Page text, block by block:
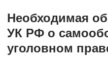
Необходимая
УК РФ о
уголовном